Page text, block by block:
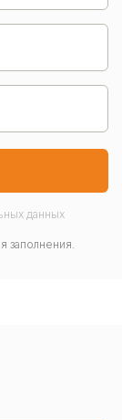
данных
заполнения.